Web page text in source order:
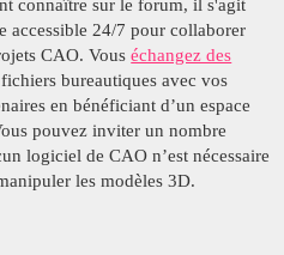
connaître sur le forum, il s'agit
accessible 24/7 pour collaborer
CAO. Vouséchangez des
bureautiques avec vos
en bénéficiant d’un espace
pouvez inviter un nombre
logiciel de CAO n’est nécessaire
les modèles 3D.